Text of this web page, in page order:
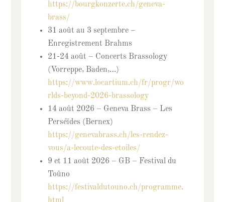
https://bourgkonzerte.ch/geneva-
brass/
31 août au 3 septembre –
Enregistrement Brahms
21-24 août – Concerts Brassology
(Vorreppe, Baden,…)
https://www.locartium.ch/fr/progr/wo
rlds-beyond-2026-brassology
14 août 2026 – Geneva Brass – Les
Perséïdes (Bernex)
https://genevabrass.ch/les-rendez-
vous/a-lecoute-des-etoiles/
9 et 11 août 2026 – GB – Festival du
Toûno
https://festivaldutouno.ch/programme.